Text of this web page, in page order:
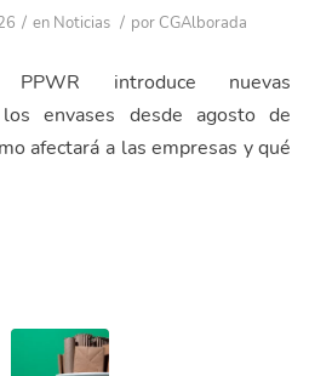
/ en Noticias / por CGAlborada
introduce nuevas
envases desde agosto de
afectará a las empresas y qué